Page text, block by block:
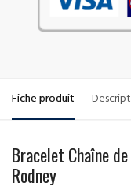
Fiche produit
Bracelet Chaîne
Rodney